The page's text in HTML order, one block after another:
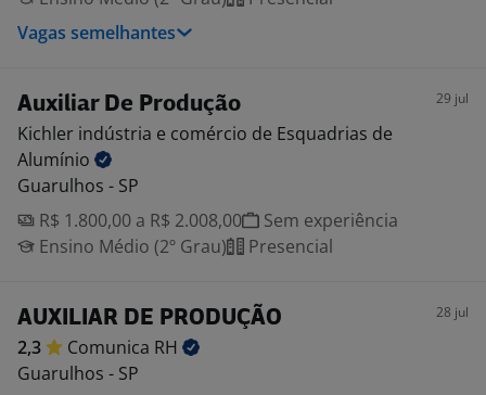
Vagas semelhantes
Auxiliar De Produção 29 jul
Kichler indústria e comércio de Esquadrias de
Alumínio
Guarulhos - SP
R$ 1.800,00 a R$ 2.008,00
Sem experiência
Ensino Médio (2º Grau)
Presencial
AUXILIAR DE PRODUÇÃO 28 jul
2,3 Comunica RH
Guarulhos - SP